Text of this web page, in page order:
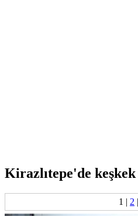
Kirazlıtepe'de
1 | 2 |